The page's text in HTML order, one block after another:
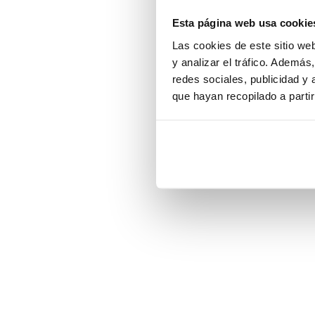
Esta página web usa
Las cookies de este sitio
y analizar el tráfico.
redes sociales, publicidad y
que hayan recopilado a
Application